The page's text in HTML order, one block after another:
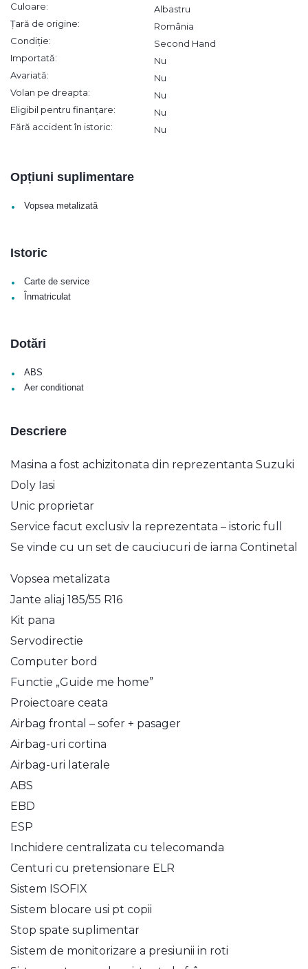
Culoare:
Albastru
Țară de origine:
România
Condiție:
Second Hand
Importată:
Nu
Avariată:
Nu
Volan pe dreapta:
Nu
Eligibil pentru finanțare:
Nu
Fără accident în istoric:
Nu
Opțiuni suplimentare
• Vopsea metalizată
Istoric
• Carte de service
• Înmatriculat
Dotări
• ABS
• Aer conditionat
Descriere
Masina a fost achizitonata din reprezentanta Suzuki
Doly Iasi
Unic proprietar
Service facut exclusiv la reprezentata – istoric full
Se vinde cu un set de cauciucuri de iarna Continetal
Vopsea metalizata
Jante aliaj 185/55 R16
Kit pana
Servodirectie
Computer bord
Functie „Guide me home”
Proiectoare ceata
Airbag frontal – sofer + pasager
Airbag-uri cortina
Airbag-uri laterale
ABS
EBD
ESP
Inchidere centralizata cu telecomanda
Centuri cu pretensionare ELR
Sistem ISOFIX
Sistem blocare usi pt copii
Stop spate suplimentar
Sistem de monitorizare a presiunii in roti